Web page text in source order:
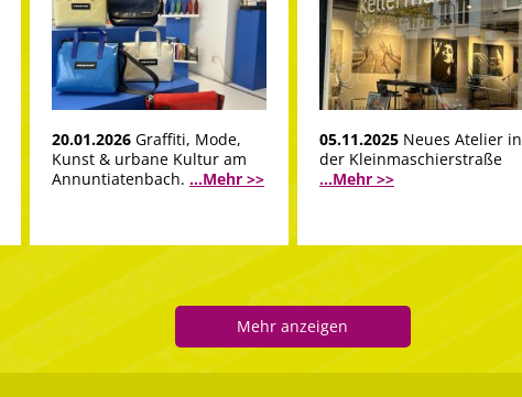
20.01.2026 Graffiti, Mode,
Kunst & urbane Kultur am
Annuntiatenbach. ...Mehr >>
05.11.2025 Neues Atelier in
der Kleinmaschierstraße
...Mehr >>
Mehr anzeigen